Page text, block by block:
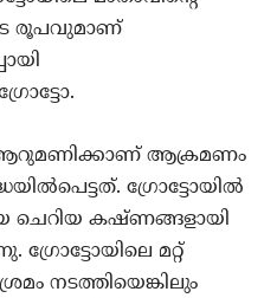
രൂപവുമാണ്
ആറുമണിക്കാണ് ആക്രമണം
ഗ്രോട്ടോയില്‍
ചെറിയ കഷ്ണങ്ങളായി
മറ്റ്
നടത്തിയെങ്കിലും